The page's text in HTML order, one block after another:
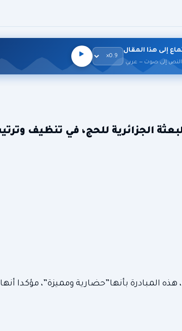
إلى هذا المقال
النص إلى صوت — عربي
الجزائرية للحج، في تنظيف
المبادرة بأنها”حضارية ومميزة”، مؤكدا